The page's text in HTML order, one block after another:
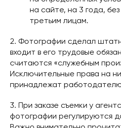
на сайте, на 3 года,
третьим лицам.
2. Фотографии сделал
входит в его трудовые
считаются «служебным
Исключительные права на
принадлежат
3. При заказе съемки у
фотографии регулируются